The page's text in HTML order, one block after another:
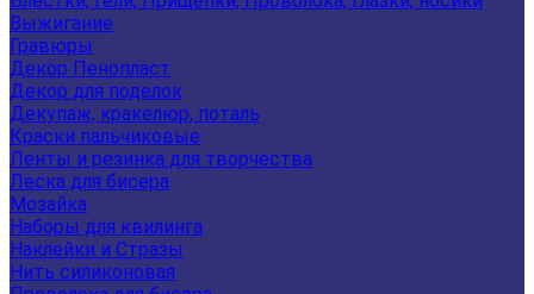
Выжигание
Гравюры
Декор Пенопласт
Декор для поделок
Декупаж, кракелюр, поталь
Краски пальчиковые
Ленты и резинка для творчества
Леска для бисера
Мозайка
Наборы для квилинга
Наклейки и Стразы
Нить силиконовая